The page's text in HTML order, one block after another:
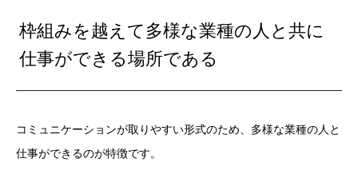
枠組みを越えて多様な業種の人と共に
仕事ができる場所である
コミュニケーションが取りやすい形式のため、多様な業種の人と
仕事ができるのが特徴です。